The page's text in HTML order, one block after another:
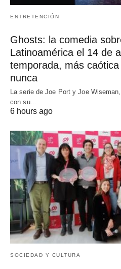
ENTRETENCIÓN
Ghosts: la comedia
Latinoamérica el 14 de
temporada, más
nunca
La serie de Joe Port y Joe
con su…
6 hours ago
SOCIEDAD Y CULTURA